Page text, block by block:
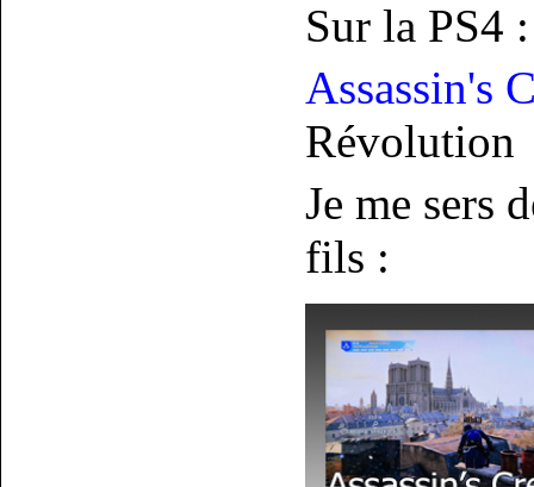
Sur la PS4 :
Assassin's
Révolution
Je me sers
fils :